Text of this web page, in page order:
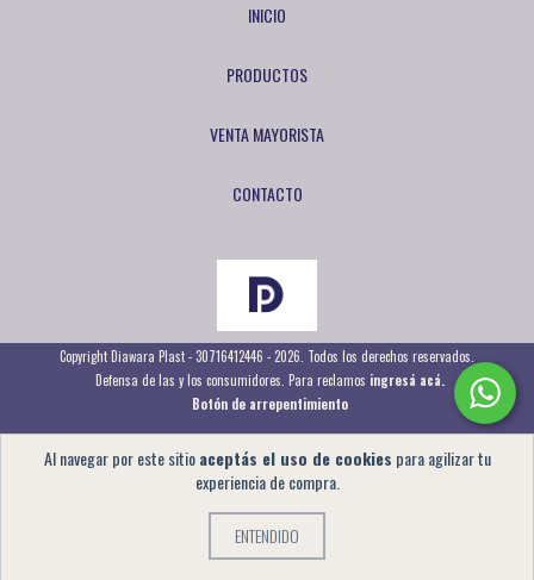
Al navegar por este sitioaceptás el uso de cookies para agilizar tu
experiencia de compra.
ENTENDIDO
INICIO
PRODUCTOS
VENTA MAYORISTA
CONTACTO
Copyright Diawara Plast - 30716412446 - 2026. Todos los derechos reservados.
Defensa de las y los consumidores. Para reclamos ingresá acá.
Botón de arrepentimiento